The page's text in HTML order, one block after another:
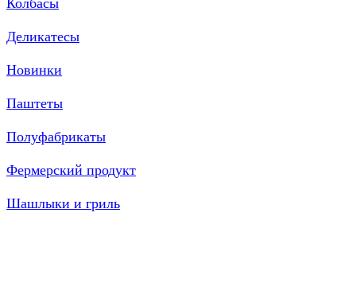
Колбасы
Деликатесы
Новинки
Паштеты
Полуфабрикаты
Фермерский продукт
Шашлыки и гриль